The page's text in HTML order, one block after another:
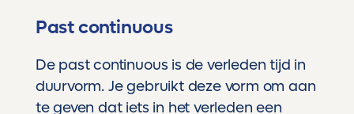
Past continuous
De past continuous is de verleden tijd in
duurvorm. Je gebruikt deze vorm om aan
te geven dat iets in het verleden een